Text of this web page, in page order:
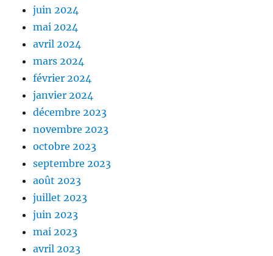
juin 2024
mai 2024
avril 2024
mars 2024
février 2024
janvier 2024
décembre 2023
novembre 2023
octobre 2023
septembre 2023
août 2023
juillet 2023
juin 2023
mai 2023
avril 2023